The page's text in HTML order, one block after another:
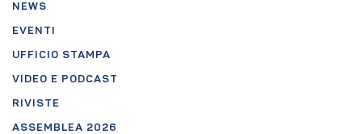
NEWS
EVENTI
UFFICIO STAMPA
VIDEO E PODCAST
RIVISTE
ASSEMBLEA 2026